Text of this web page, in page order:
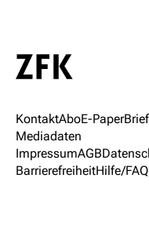
KontaktAboE-Paper
Mediadaten
ImpressumAGB
BarrierefreiheitHilfe/FAQ